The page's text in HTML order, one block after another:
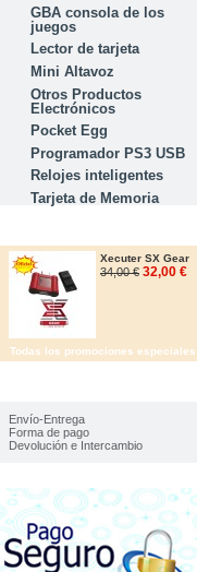
GBA consola de los
juegos
Lector de tarjeta
Mini Altavoz
Otros Productos
Electrónicos
Pocket Egg
Programador PS3 USB
Relojes inteligentes
Tarjeta de Memoria
Xecuter SX Gear
34,00 € 32,00 €
Todas los promociones especiales
Envío-Entrega
Forma de pago
Devolución e Intercambio